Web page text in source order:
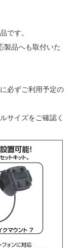
です。
製品へも取付いた
必ずご利用予定の
サイズをご確認く